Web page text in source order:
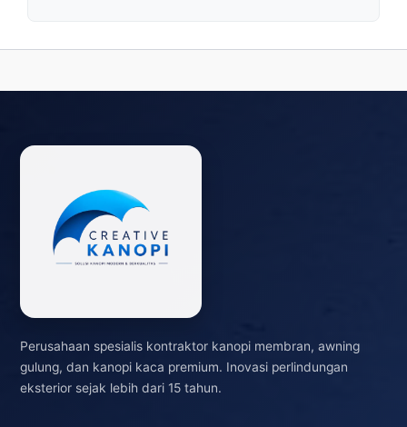
Perusahaan spesialis kontraktor kanopi membran, awning
gulung, dan kanopi kaca premium. Inovasi perlindungan
eksterior sejak lebih dari 15 tahun.